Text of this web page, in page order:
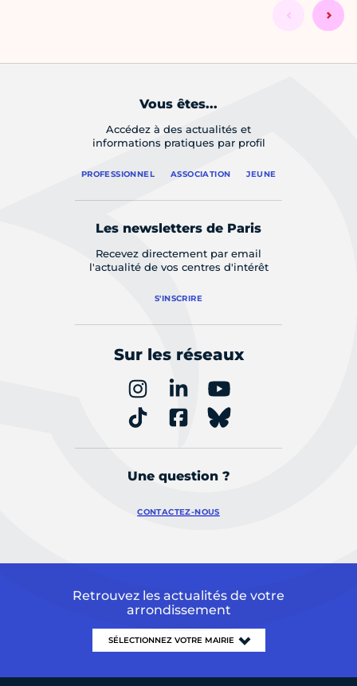
Vous êtes...
Accédez à des actualités et
informations pratiques par profil
PROFESSIONNEL ASSOCIATION JEUNE
Les newsletters de Paris
Recevez directement par email
l'actualité de vos centres d'intérêt
S'INSCRIRE
Sur les réseaux
Une question ?
CONTACTEZ-NOUS
Retrouvez les actualités de votre
arrondissement